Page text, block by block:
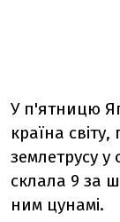
У п'ятницю
країна
землетрусу у
склала 9 за
ним цунамі.